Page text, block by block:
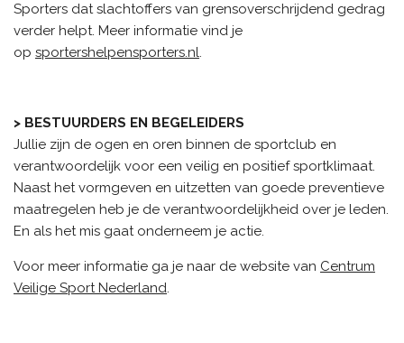
Sporters dat slachtoffers van grensoverschrijdend gedrag
verder helpt. Meer informatie vind je
op sportershelpensporters.nl.
> BESTUURDERS EN BEGELEIDERS
Jullie zijn de ogen en oren binnen de sportclub en
verantwoordelijk voor een veilig en positief sportklimaat.
Naast het vormgeven en uitzetten van goede preventieve
maatregelen heb je de verantwoordelijkheid over je leden.
En als het mis gaat onderneem je actie.
Voor meer informatie ga je naar de website van Centrum
Veilige Sport Nederland.